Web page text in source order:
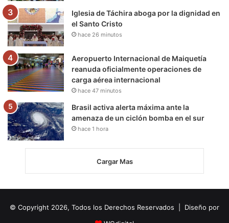
Iglesia de Táchira aboga por la dignidad en
el Santo Cristo
hace 26 minutos
Aeropuerto Internacional de Maiquetía
reanuda oficialmente operaciones de
carga aérea internacional
hace 47 minutos
Brasil activa alerta máxima ante la
amenaza de un ciclón bomba en el sur
hace 1 hora
Cargar Mas
© Copyright 2026, Todos los Derechos Reservados | Diseño por